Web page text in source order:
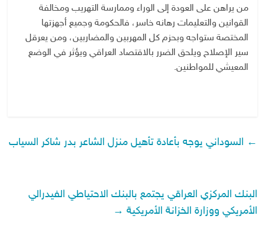
من يراهن على العودة إلى الوراء وممارسة التهريب ومخالفة
القوانين والتعليمات رهانه خاسر، فالحكومة وجميع أجهزتها
المختصة ستواجه وبحزم كل المهربين والمضاربين، ومن يعرقل
سير الإصلاح ويلحق الضرر بالاقتصاد العراقي ويؤثر في الوضع
المعيشي للمواطنين.
← السوداني يوجه بأعادة تأهيل منزل الشاعر بدر شاكر السياب
البنك المركزي العراقي يجتمع بالبنك الاحتياطي الفيدرالي
الأمريكي ووزارة الخزانة الأمريكية →